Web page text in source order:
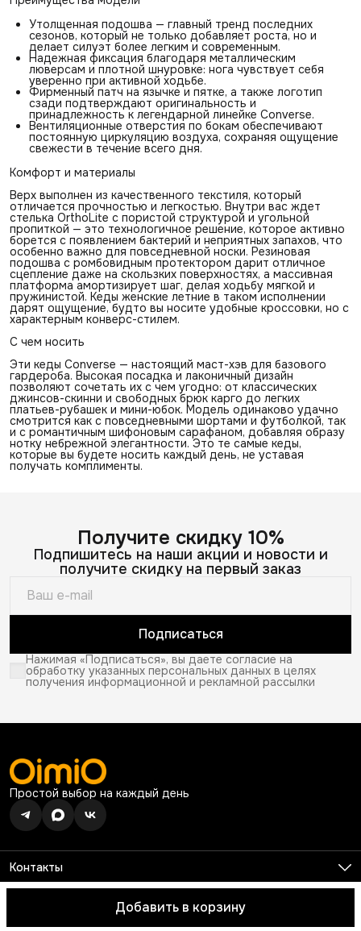
Добавить в корзину
Утолщенная подошва — главный тренд последних
сезонов, который не только добавляет роста, но и
делает силуэт более легким и современным.
Надежная фиксация благодаря металлическим
люверсам и плотной шнуровке: нога чувствует себя
уверенно при активной ходьбе.
Фирменный патч на язычке и пятке, а также логотип
сзади подтверждают оригинальность и
принадлежность к легендарной линейке Converse.
Вентиляционные отверстия по бокам обеспечивают
постоянную циркуляцию воздуха, сохраняя ощущение
свежести в течение всего дня.
Комфорт и материалы
Верх выполнен из качественного текстиля, который
отличается прочностью и легкостью. Внутри вас ждет
стелька OrthoLite с пористой структурой и угольной
пропиткой — это технологичное решение, которое активно
борется с появлением бактерий и неприятных запахов, что
особенно важно для повседневной носки. Резиновая
подошва с ромбовидным протектором дарит отличное
сцепление даже на скользких поверхностях, а массивная
платформа амортизирует шаг, делая ходьбу мягкой и
пружинистой. Кеды женские летние в таком исполнении
дарят ощущение, будто вы носите удобные кроссовки, но с
характерным конверс-стилем.
С чем носить
Эти кеды Converse — настоящий маст-хэв для базового
гардероба. Высокая посадка и лаконичный дизайн
позволяют сочетать их с чем угодно: от классических
джинсов-скинни и свободных брюк карго до легких
платьев-рубашек и мини-юбок. Модель одинаково удачно
смотрится как с повседневными шортами и футболкой, так
и с романтичным шифоновым сарафаном, добавляя образу
нотку небрежной элегантности. Это те самые кеды,
которые вы будете носить каждый день, не уставая
получать комплименты.
Получите скидку 10%
Подпишитесь на наши акции и новости и
получите скидку на первый заказ
Подписаться
Нажимая «Подписаться», вы даете согласие на
обработку указанных персональных данных в целях
получения информационной и рекламной рассылки
Простой выбор на каждый день
Контакты
Телефон
Ежедневно с 10:00 до 19:00
© 2026 OimiO. Все права защищены.Оплата